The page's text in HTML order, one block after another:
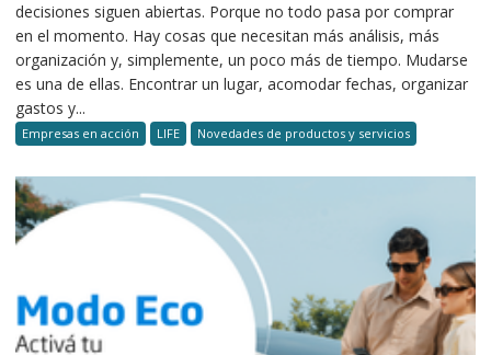
decisiones siguen abiertas. Porque no todo pasa por comprar
en el momento. Hay cosas que necesitan más análisis, más
organización y, simplemente, un poco más de tiempo. Mudarse
es una de ellas. Encontrar un lugar, acomodar fechas, organizar
gastos y...
Empresas en acción LIFE Novedades de productos y servicios